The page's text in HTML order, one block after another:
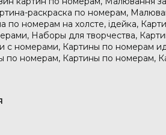
раскраска по номерам,
по номерам на холсте, ідейка,
Наборы для творчества,
с номерами, Картины по номерам
по номерам, Картины по номерам,